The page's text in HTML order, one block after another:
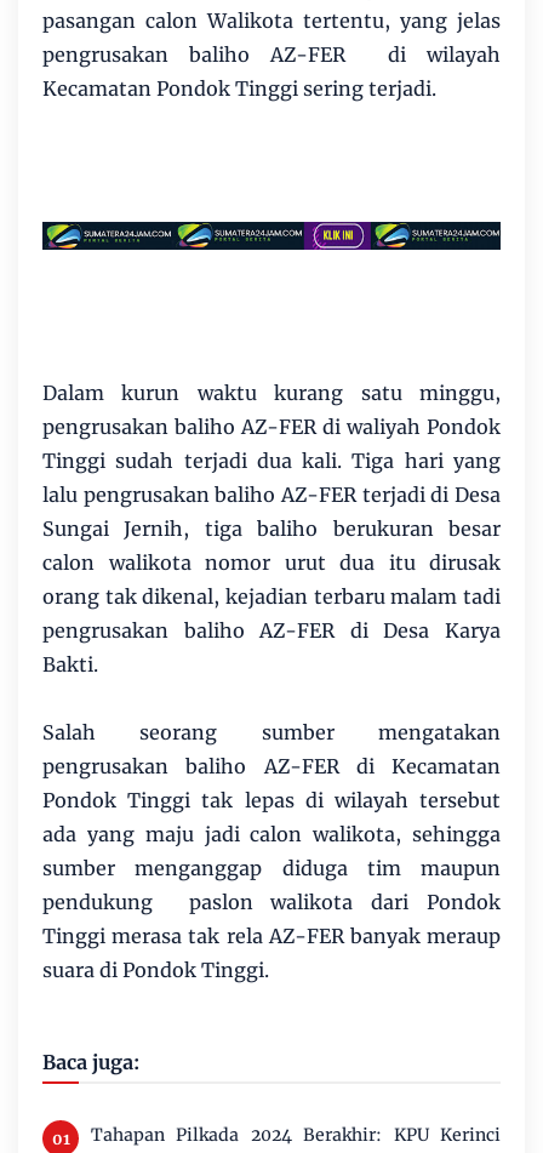
pasangan calon Walikota tertentu, yang jelas
pengrusakan baliho AZ-FER di wilayah
Kecamatan Pondok Tinggi sering terjadi.
Dalam kurun waktu kurang satu minggu,
pengrusakan baliho AZ-FER di waliyah Pondok
Tinggi sudah terjadi dua kali. Tiga hari yang
lalu pengrusakan baliho AZ-FER terjadi di Desa
Sungai Jernih, tiga baliho berukuran besar
calon walikota nomor urut dua itu dirusak
orang tak dikenal, kejadian terbaru malam tadi
pengrusakan baliho AZ-FER di Desa Karya
Bakti.
Salah seorang sumber mengatakan
pengrusakan baliho AZ-FER di Kecamatan
Pondok Tinggi tak lepas di wilayah tersebut
ada yang maju jadi calon walikota, sehingga
sumber menganggap diduga tim maupun
pendukung paslon walikota dari Pondok
Tinggi merasa tak rela AZ-FER banyak meraup
suara di Pondok Tinggi.
Baca juga:
Tahapan Pilkada 2024 Berakhir: KPU Kerinci